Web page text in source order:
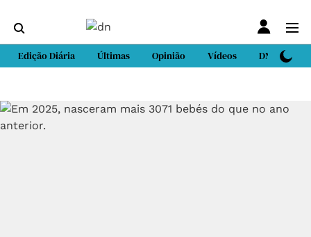
Edição Diária Últimas Opinião Vídeos DN Sport